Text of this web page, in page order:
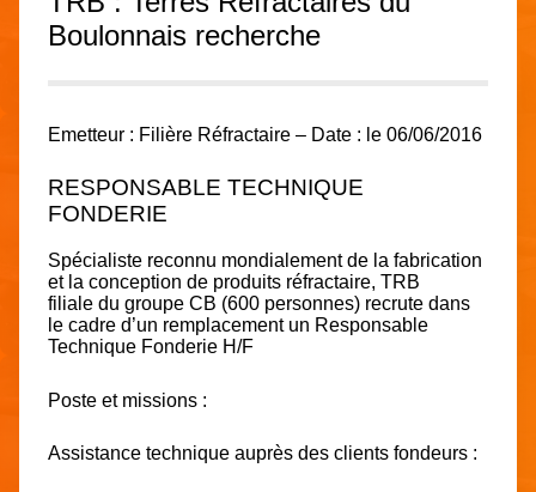
Boulonnais recherche
Emetteur : Filière Réfractaire – Date : le 06/06/2016
RESPONSABLE TECHNIQUE
FONDERIE
Spécialiste reconnu mondialement de la fabrication
et la conception de produits réfractaire, TRB
filiale du groupe CB (600 personnes) recrute dans
le cadre d’un remplacement un Responsable
Technique Fonderie H/F
Poste et missions :
Assistance technique auprès des clients fondeurs :